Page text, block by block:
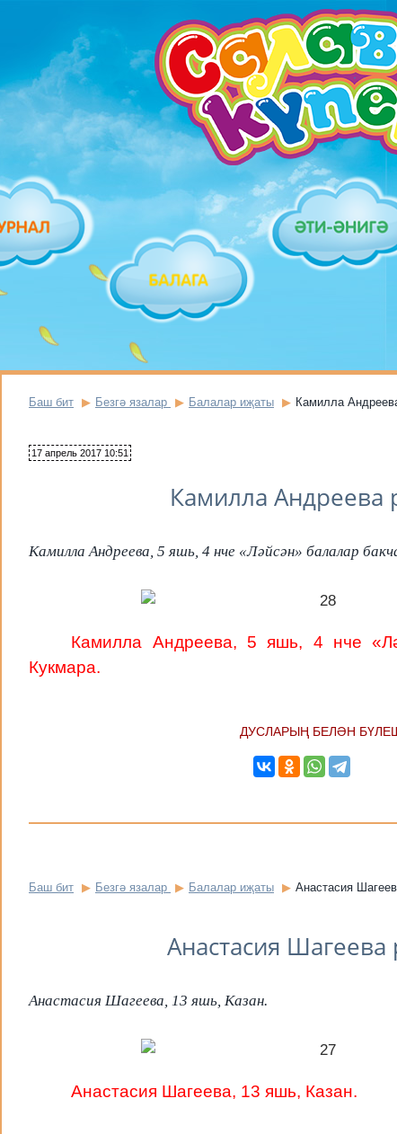
Баш бит Безгә язалар Балалар иҗаты Камилла
17 апрель 2017 10:51
Камилла Андреева
Камилла Андреева, 5 яшь, 4 нче «Ләйсән» балалар
Камилла Андреева, 5 яшь, 4 нче
Кукмара.
ДУСЛАРЫҢ БЕЛӘН
Баш бит Безгә язалар Балалар иҗаты Анастасия
Анастасия Шагеева
Анастасия Шагеева, 13 яшь, Казан.
Анастасия Шагеева, 13 яшь, Казан.